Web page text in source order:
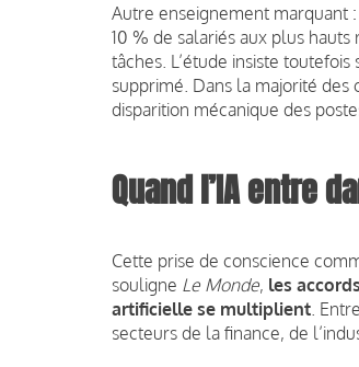
Autre enseignement marquant :
10 % de salariés aux plus
tâches. L’étude insiste
supprimé. Dans la majorité des
disparition mécanique des
Quand l’IA entre
Cette prise de conscience
souligne Le Monde, les
artificielle se multiplient .
secteurs de la finance, de